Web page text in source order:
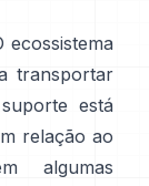
ecossistema
transportar
está
relação ao
algumas